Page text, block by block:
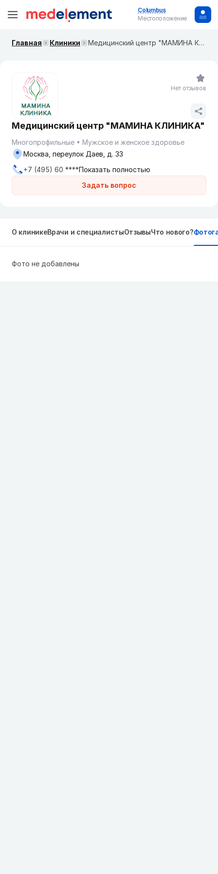
Columbus
Местоположение
Главная Клиники Медицинский центр "МАМИНА КЛИНИКА"
Медицинский центр "МАМИНА КЛИНИКА"
Многопрофильные Мужское и женское здоровье
Задать вопрос
Москва, переулок Даев, д. 33
+7 (495) 60 ****Показать полностью
Нет отзывов
О клиникеВрачи и специалистыОтзывыЧто нового?
Фото не добавлены